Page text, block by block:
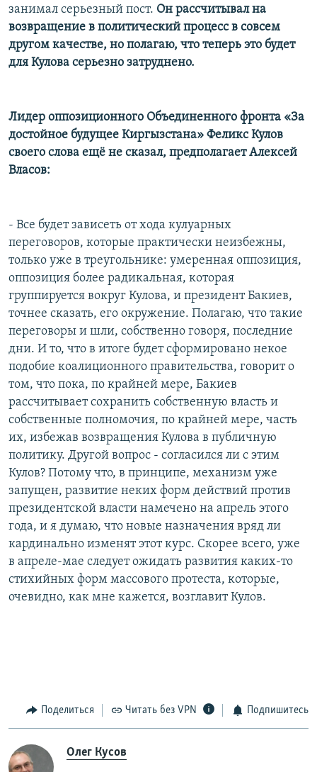
занимал серьезный пост. Он рассчитывал на
возвращение в политический процесс в совсем
другом качестве, но полагаю, что теперь это будет
для Кулова серьезно затруднено.
Лидер оппозиционного Объединенного фронта «За
достойное будущее Киргызстана» Феликс Кулов
своего слова ещё не сказал, предполагает Алексей
Власов:
- Все будет зависеть от хода кулуарных
переговоров, которые практически неизбежны,
только уже в треугольнике: умеренная оппозиция,
оппозиция более радикальная, которая
группируется вокруг Кулова, и президент Бакиев,
точнее сказать, его окружение. Полагаю, что такие
переговоры и шли, собственно говоря, последние
дни. И то, что в итоге будет сформировано некое
подобие коалиционного правительства, говорит о
том, что пока, по крайней мере, Бакиев
рассчитывает сохранить собственную власть и
собственные полномочия, по крайней мере, часть
их, избежав возвращения Кулова в публичную
политику. Другой вопрос - согласился ли с этим
Кулов? Потому что, в принципе, механизм уже
запущен, развитие неких форм действий против
президентской власти намечено на апрель этого
года, и я думаю, что новые назначения вряд ли
кардинально изменят этот курс. Скорее всего, уже
в апреле-мае следует ожидать развития каких-то
стихийных форм массового протеста, которые,
очевидно, как мне кажется, возглавит Кулов.
Поделиться Читать без VPN Подпишитесь
Олег Кусов